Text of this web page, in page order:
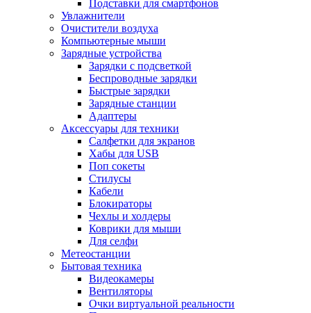
Подставки для смартфонов
Увлажнители
Очистители воздуха
Компьютерные мыши
Зарядные устройства
Зарядки с подсветкой
Беспроводные зарядки
Быстрые зарядки
Зарядные станции
Адаптеры
Аксессуары для техники
Салфетки для экранов
Хабы для USB
Поп сокеты
Стилусы
Кабели
Блокираторы
Чехлы и холдеры
Коврики для мыши
Для селфи
Метеостанции
Бытовая техника
Видеокамеры
Вентиляторы
Очки виртуальной реальности